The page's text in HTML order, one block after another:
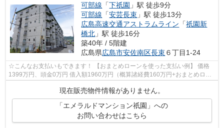
可部線 「下祇園 」駅 徒歩9分
可部線 「安芸長束 」駅 徒歩13分
広島高速交通アストラムライン 「祇園新
橋北 」駅 徒歩16分
築40年 / 5階建
広島県広島市安佐南区長束６丁目1-24
☆こんなお支払いもできます！ 【おまとめローンを使った支払い例】 価格
1399万円、頭金0万円 借入額1960万円（概算諸経費160万円+おまとめロー
ン400万円） 年利1.35％ 10年固定 返...
現在販売物件情報がありません。
「エメラルドマンション祇園」への
お問い合わせはこちら